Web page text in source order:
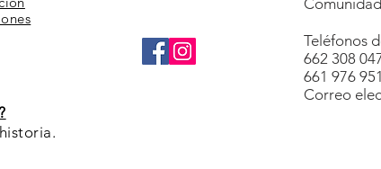
Teléfonos
662 308
661 976 951
Correo